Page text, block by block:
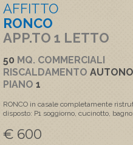
AFFITTO
RONCO
APP.TO 1 LETTO
50 MQ. COMMERCIALI
RISCALDAMENTO
PIANO 1
RONCO in casale completamente
disposto: P1 soggiorno, cucinotto,
€ 600